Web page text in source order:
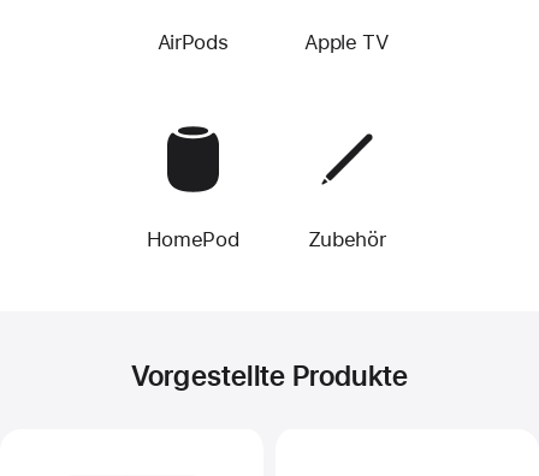
AirPods Apple TV
HomePod Zubehör
Vorgestellte Produkte